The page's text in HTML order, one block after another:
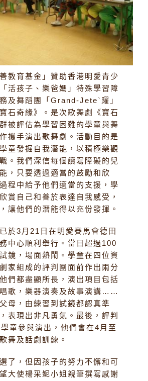
教育基金」贊助香港明愛青少
活孩子、樂爸媽」特殊學習障
及舞蹈團「Grand-Jete`躍」
石奇緣》。是次歌舞劇《寶石
被評估為學習困難的學童與舞
攜手演出歌舞劇。活動目的是
童發掘自我潛能，以積極樂觀
。我們深信每個讀寫障礙的兒
，只要透過適當的鼓勵和欣
程中給予他們適當的支援，學
賞自己和善於表達自我感受，
讓他們的潛能得以充份發揮。
於3月21日在明愛賽馬會德田
中心順利舉行。當日超過100
鏡，場面熱鬧。學童在四位資
家組成的評判團面前作出兩分
們都盡顯所長，演出項目包括
歌，樂器演奏及故事演講……
母，由練習到試鏡都認真準
表現出非凡勇氣。最後，評判
童參與演出，他們會在4月至
舞及話劇訓練。
了，但因孩子的努力不懈和可
大使楊采妮小姐親筆撰寫感謝